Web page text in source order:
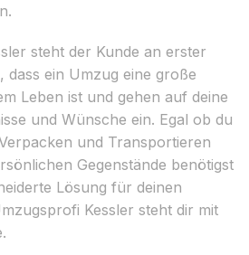
steht der Kunde an erster
dass ein Umzug eine große
Leben ist und gehen auf deine
und Wünsche ein. Egal ob du
und Transportieren
Gegenstände benötigst
Lösung für deinen
Kessler steht dir mit